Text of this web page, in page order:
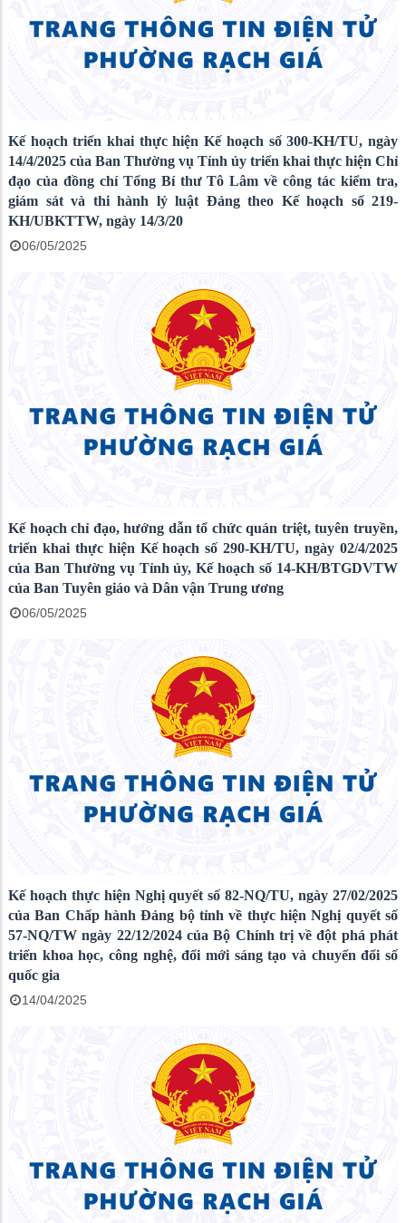
Kế hoạch triển khai thực hiện Kế hoạch số 300-KH/TU, ngày
14/4/2025 của Ban Thường vụ Tỉnh ủy triển khai thực hiện Chỉ
đạo của đồng chí Tổng Bí thư Tô Lâm về công tác kiểm tra,
giám sát và thi hành lỷ luật Đảng theo Kế hoạch số 219-
KH/UBKTTW, ngày 14/3/20
06/05/2025
Kế hoạch chỉ đạo, hướng dẫn tổ chức quán triệt, tuyên truyền,
triển khai thực hiện Kế hoạch số 290-KH/TU, ngày 02/4/2025
của Ban Thường vụ Tỉnh ủy, Kế hoạch số 14-KH/BTGDVTW
của Ban Tuyên giáo và Dân vận Trung ương
06/05/2025
Kế hoạch thực hiện Nghị quyết số 82-NQ/TU, ngày 27/02/2025
của Ban Chấp hành Đảng bộ tỉnh về thực hiện Nghị quyết số
57-NQ/TW ngày 22/12/2024 của Bộ Chính trị về đột phá phát
triển khoa học, công nghệ, đổi mới sáng tạo và chuyển đổi số
quốc gia
14/04/2025